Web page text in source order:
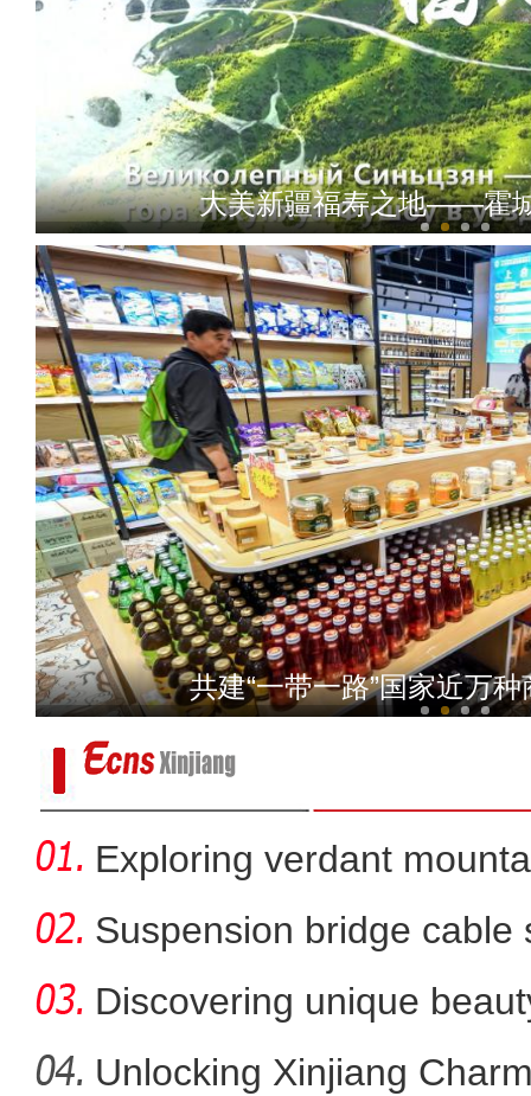
大美新疆福寿之地——霍
枣乡匠心·时光沉淀
共建“一带一路”国家近万
Exploring verdant
Jiangbul
Suspension bridge cable
sc
Discovering unique
ar
Unlocking Xinjiang